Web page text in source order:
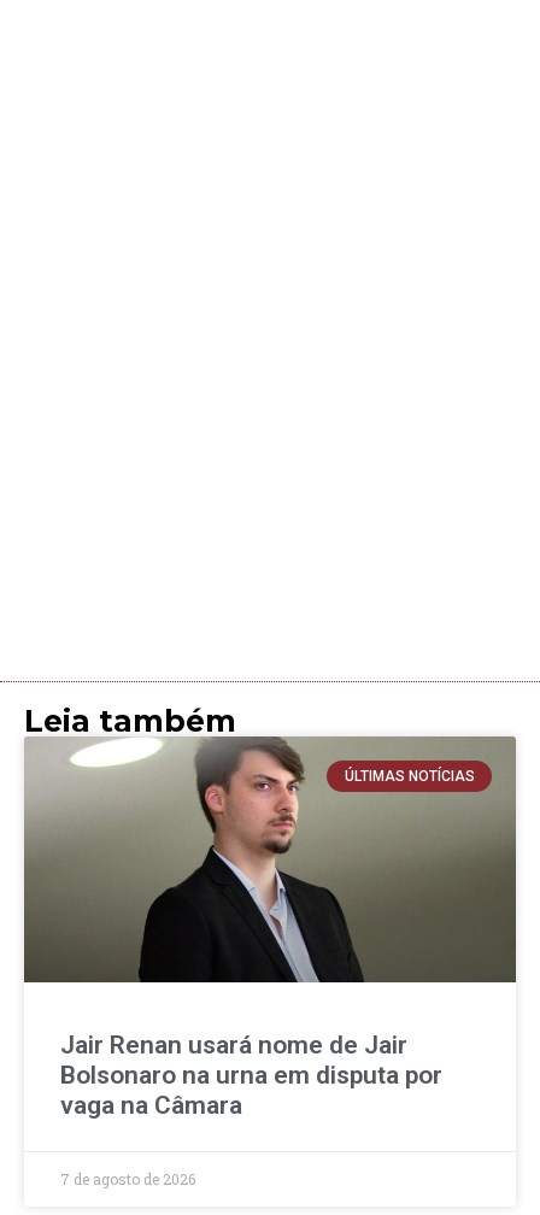
Leia também
ÚLTIMAS NOTÍCIAS
Jair Renan usará nome de Jair
Bolsonaro na urna em disputa por
vaga na Câmara
7 de agosto de 2026